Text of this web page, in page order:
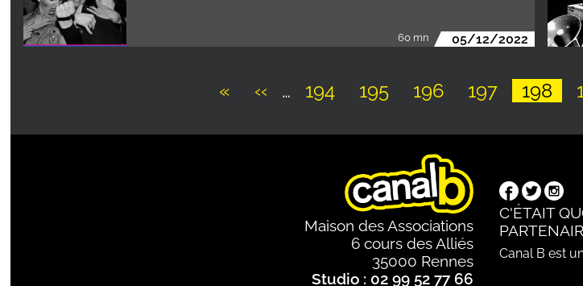
60 mn 05/12/2022
Première
«
Page
‹‹ … Page
194 Page
195 Page
196 Page
197 Page
198
Maison des Associations
6 cours des Alliés
35000 Rennes
Studio : 02 99 52 77 66
C'ÉTAIT
Canal B est